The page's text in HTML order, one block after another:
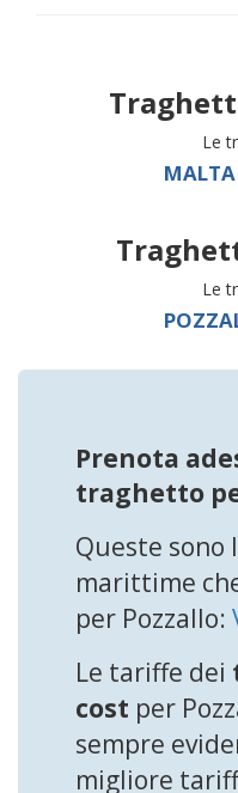
Le
Le
Prenota
traghetto
Queste sono
marittime
per Pozzallo:
Le tariffe dei
cost per
sempre
migliore